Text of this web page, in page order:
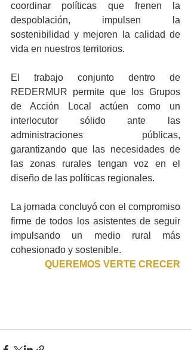
coordinar políticas que frenen la
despoblación, impulsen la
sostenibilidad y mejoren la calidad de
vida en nuestros territorios.
El trabajo conjunto dentro de
REDERMUR permite que los Grupos
de Acción Local actúen como un
interlocutor sólido ante las
administraciones públicas,
garantizando que las necesidades de
las zonas rurales tengan voz en el
diseño de las políticas regionales.
La jornada concluyó con el compromiso
firme de todos los asistentes de seguir
impulsando un medio rural más
cohesionado y sostenible.
QUEREMOS VERTE CRECER